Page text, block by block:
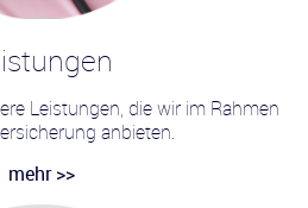
Leistungen, die wir im Rahmen
anbieten.
mehr >>